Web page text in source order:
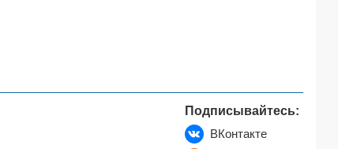
Подписывайтесь:
ВКонтакте